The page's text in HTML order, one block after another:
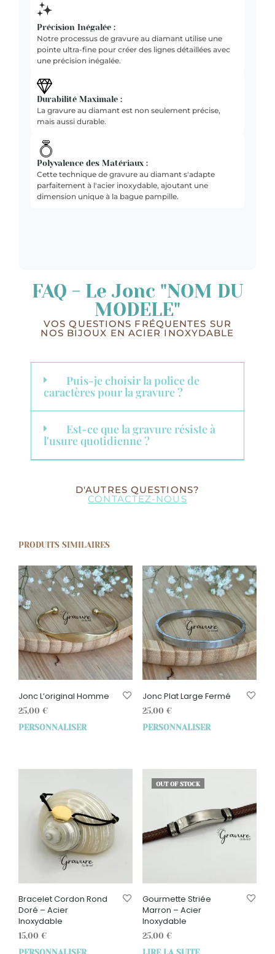
Précision Inégalée :
Notre processus de gravure au diamant utilise une
pointe ultra-fine pour créer des lignes détaillées avec
une précision inégalée.
Durabilité Maximale :
La gravure au diamant est non seulement précise,
mais aussi durable.
Polyvalence des Matériaux :
Cette technique de gravure au diamant s'adapte
parfaitement à l'acier inoxydable, ajoutant une
dimension unique à la bague pampille.
FAQ - Le Jonc "NOM DU
MODELE"
VOS QUESTIONS FRÉQUENTES SUR
NOS BIJOUX EN ACIER INOXYDABLE
Puis-je choisir la police de
caractères pour la gravure ?
Est-ce que la gravure résiste à
l'usure quotidienne ?
D'AUTRES QUESTIONS?
CONTACTEZ-NOUS
PRODUITS SIMILAIRES
Jonc L’original Homme
25,00 €
PERSONNALISER
Jonc Plat Large Fermé
25,00 €
PERSONNALISER
Bracelet Cordon Rond
Doré – Acier
Inoxydable
15,00 €
OUT OF STOCK
Gourmette Striée
Marron – Acier
Inoxydable
25,00 €